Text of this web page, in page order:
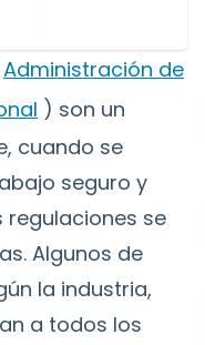
Administración de
) son un
cuando se
seguro y
regulaciones se
Algunos de
la industria,
a todos los